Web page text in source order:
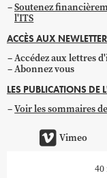
Soutenez
l'ITS
ACCÈS AUX
Accédez aux lettres
Abonnez vous
LES PUBLICATIONS DE
Voir les sommaires
Vimeo
40